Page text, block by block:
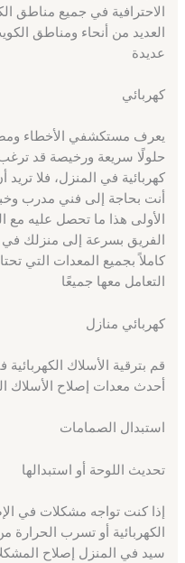
الاحترافية في جميع مناطق
العديد من أنحاء ومناطق
عديدة
كهربائي
يعرف مستكشفي الأخطاء
حلولًا سريعة ورخيصة قد
كهربائية في المنزل، فلا
أنت بحاجة إلى فني مدرب
الأولى هذا ما تحصل عليه مع
الفريق بسرعة إلى منزلك
كاملاً بجميع المعدات التي
التعامل معها جميعًا
كهربائي منازل
قم بترقية الأسلاك
أحدث معدات إصلاح الأسلاك
استبدال الصمامات
تحديث اللوحة أو استبدالها
إذا كنت تواجه مشكلات في
الكهربائية أو تسرب الحرارة
سيد في المنزل إصلاح